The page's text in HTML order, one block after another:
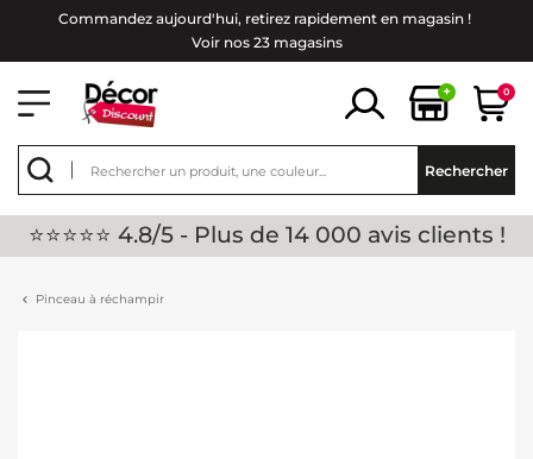
Commandez aujourd'hui, retirez rapidement en magasin !
Voir nos 23 magasins
+ 0
Rechercher
⭐⭐⭐⭐⭐ 4.8/5 - Plus de 14 000 avis clients !
Pinceau à réchampir